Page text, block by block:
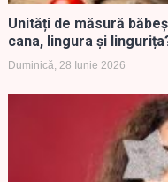
Unități de măsură
cana, lingura și
Duminică, 28 Iunie 2026